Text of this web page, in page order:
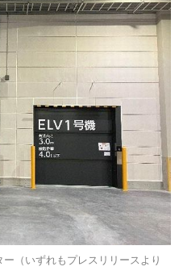
（いずれもプレスリリースより